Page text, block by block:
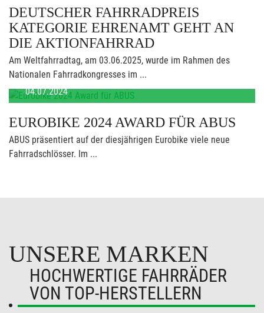
DEUTSCHER FAHRRADPREIS
KATEGORIE EHRENAMT GEHT AN
DIE AKTIONFAHRRAD
Am Weltfahrradtag, am 03.06.2025, wurde im Rahmen des
Nationalen Fahrradkongresses im ...
04.07.2024
EUROBIKE 2024 AWARD FÜR ABUS
ABUS präsentiert auf der diesjährigen Eurobike viele neue
Fahrradschlösser. Im ...
UNSERE MARKEN
HOCHWERTIGE FAHRRÄDER
VON TOP-HERSTELLERN